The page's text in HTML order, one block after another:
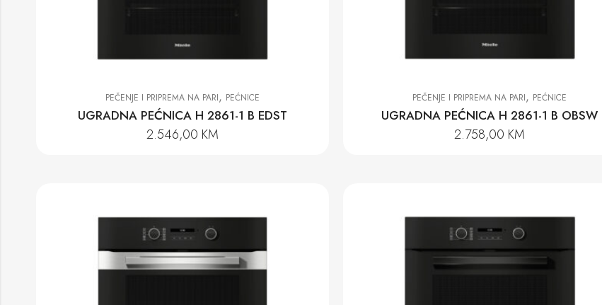
PEČENJE I PRIPREMA NA PARI, PEĆNICE
UGRADNA PEĆNICA H 2861-1 B EDST
2.546,00 KM
PEČENJE I PRIPREMA NA PARI, PEĆNICE
UGRADNA PEĆNICA H 2861-1 B OBSW
2.758,00 KM